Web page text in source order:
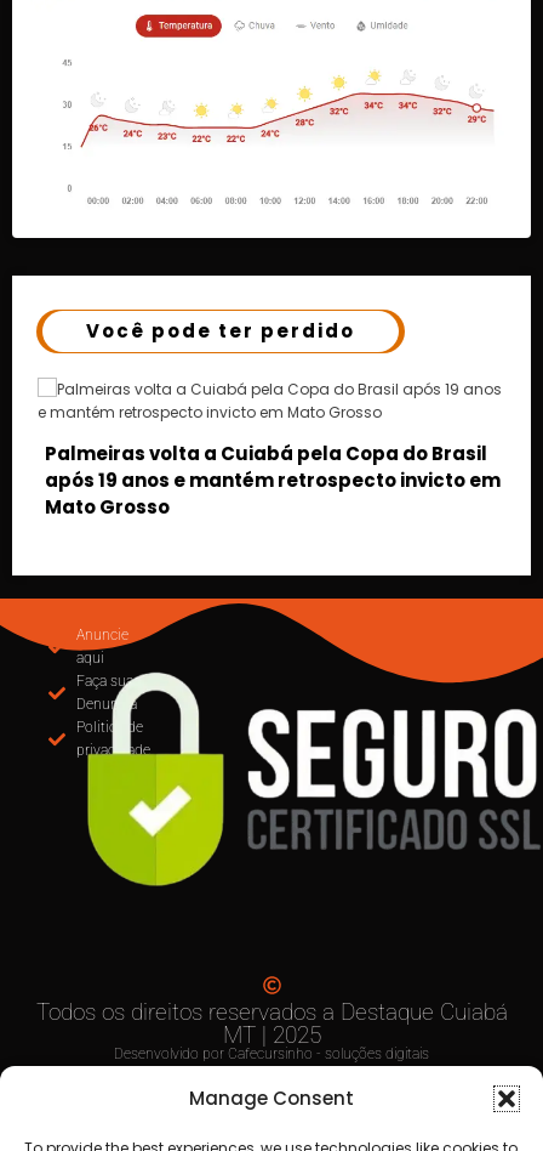
Manage Consent
Você pode ter perdido
Brasil
em
MUDANÇA NA EMISSÃO DE NOTAS: CUIABÁ
OBRIGA USO DO EMISSOR NACIONAL DE
PARTIR DE SETEMBRO
privacidade